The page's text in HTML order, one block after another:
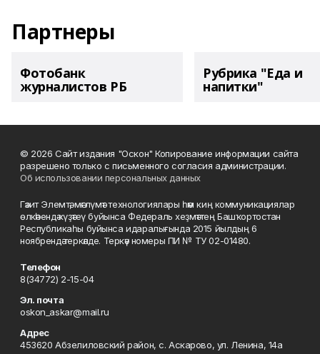
Партнеры
Фотобанк
журналистов РБ
Рубрика "Еда и
напитки"
© 2026 Сайт издания "Оскон" Копирование информации сайта
разрешено только с письменного согласия администрации.
Об использовании персональных данных
Гәзит Элемтә, мәғлүмәт технологиялары һәм киң коммуникациялар
өлкәһендә күҙәтеү буйынса Федераль хеҙмәттең Башҡортостан
Республикаһы буйынса идаралығында 2015 йылдың 6
ноябрендә теркәлде. Теркәү номеры ПИ № ТУ 02-01480.
Телефон
8(34772) 2-15-04
Эл. почта
oskon_askar@mail.ru
Адрес
453620 Абзелиловский район, с. Аскарово, ул. Ленина, 14а